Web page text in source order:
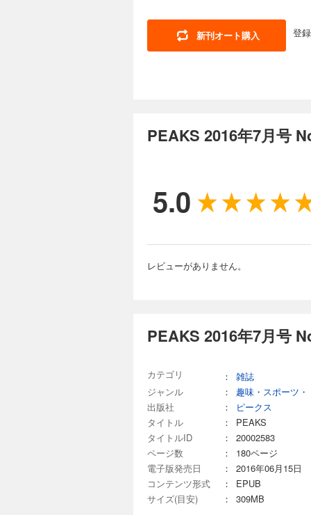
テンツ集 2025シー
却企画。あべ＆オダ
化と山の紫外線対
ンビア／マウンテン
く、より快適に。フ
する。ミレーの「
ークのウエアで、自
［ヘッドランプ］
［エクストラアイ
い、使って楽しい！
なぜなら、そこに
BOOK ユーコンカ
自然をめぐる芸術家
SUMMIT［シートゥサミット］
XEROSHOES［ゼ
ム① 十人十色の日
備、なに持ってま
府） 坂越アルプス
県）／大室山（山梨
潟県）／飯士山（新
（道東） Area⑤ 東
姫神山（岩手県）
花塚山（福島県）
帰り登山のランチ
山（福岡県・佐賀
景が変わる道具・チ
る。「日本百名山」
集後記 PEAKS
広く紹介しつつ、基
きっと見つかるはずです。 表紙 TRAIL HEAD 今号のPEAKS HEADLINE TRAIL
ップに聞く!!全国フ
いた スノーシュー
で3つのシーン別に
HIKING GEAR 雪
つ保温Tips 39品を
んで。七丈小屋で年
CATALOG BACKPACK［バックパック］ WINTER BOOTS［ウインターブーツ］ リベレシリーズのテクノロジーを
注ぎ込んだ、スカ
ウインターブーツ
ランポン］ 軽量か
ならこのお店へGO
ーション Because it
探訪記／モンチュラ
PEAKS 2024年11
うウエア選びは迷い
記事も掲載しているので、秋の登山に
声をお届け！世界
オープン！ TRAIL
パス６ TRAIL
HEAD 軽く、なめら
PEAKS
ウエア
ッフの最新トレンド
ミニマムなデザイン
リサーチの“問題を
ースレイヤー］
のアウトドアウエ
PART.7 GLOVES
ングシューズに注
た“サステナテック
ねる旅。紅葉の妙
アークテリクス「
ーモデル！日本人
島を縦断！「ジャ
OM-５×Tomoyoshi
BOOK ユーコンカ
と酒と ときどきツ
3,000m級の山々に
小屋が充実する地帯
サービスや館内施
の経営でも世代交
番・てぬぐいなど、さまざま
HEADLINE TRAIL
piece 目次 PEAKS
山荘 横尾山荘・横
山荘 殺生ヒュッテ
荘・合戦小屋 餓鬼
山の魅力と人生観
双六小屋 黒部五郎
屋・北ノ俣避難小
くろよん 奥黒部ヒ
ニュー 立山・剱岳
峰 一の越山荘 内蔵
泉小屋・仙人温泉
ぐいプレゼント！
ます。 3,000ｍ級
ト泊縦走するための
な角度から北アルプスを楽しむため
HEAD 日本各地の
の生の声をお届け
サポール・コア」
TRAIL HEAD アメ
群 reflect on a
縦走登山 To the
れの一大山脈。北
大丈夫！北アルプ
回廊へ ツルギやヤ
ルプス 私のベスト
PEAKS（ピーク
1,400円 (税込)
エアからシューズ
す。 ユーザーが増
多くのアイテムの
解説しています。
人なら必読の内容です。
PEAKS HEADLINE
新刊オート購入 登
PEAKS 2016年7月号
5.0
レビューがありません。
PEAKS 2016年7月号
カテゴリ ：
雑誌
ジャンル
： 趣味・スポーツ・
出版社
：
ピークス
タイトル
：
PEAKS
タイトルID
：
20002583
ページ数
：
180ページ
電子版発売日
：
2016年06月15日
コンテンツ形式
：
EPUB
サイズ(目安)
： 309MB